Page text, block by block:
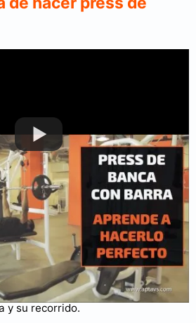
videos en nuestro canal de YouTube.
correctamente debemos tener
factores como son, el agarre, del
algunas cosas; el apoyo o el
y su recorrido.